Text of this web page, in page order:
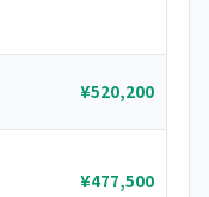
¥520,200
¥477,500